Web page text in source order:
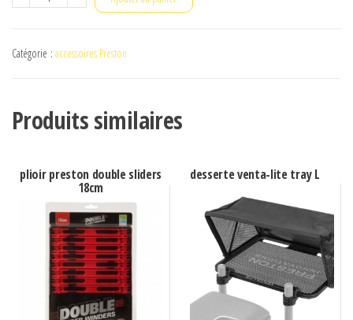
mousse
Catégorie : accessoires Preston
Produits similaires
plioir preston double sliders
18cm
desserte venta-lite tray L